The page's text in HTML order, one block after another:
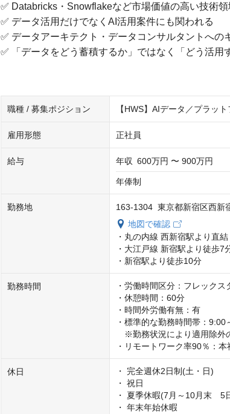
✅ Databricks・Snowflakeなど市場価値の高い技術領
✅ データ活用だけでなくAI活用案件にも関われる
✅ データアーキテクト・データコンサルタントへの
✅ 「データをどう蓄積するか」ではなく「どう活用
職種 / 募集ポジション 【HWS】AIデータ／プラッ
雇用形態 正社員
給与 年収 600万円 〜 900万円
年俸制
勤務地
163-1304 東京都新宿区西新
地図で確認
・丸の内線 西新宿駅より直結
・大江戸線 新宿駅より徒歩7
・新宿駅より徒歩10分
勤務時間
・労働時間区分：フレックス
・休憩時間：60分
・時間外労働有無：有
・標準的な勤務時間帯：9:00
※勤務状況により適用除外
・リモートワーク率90％：
休日
・ 完全週休2日制(土・日)
・ 祝日
・ 夏季休暇(7月～10月末　5
・ 年末年始休暇